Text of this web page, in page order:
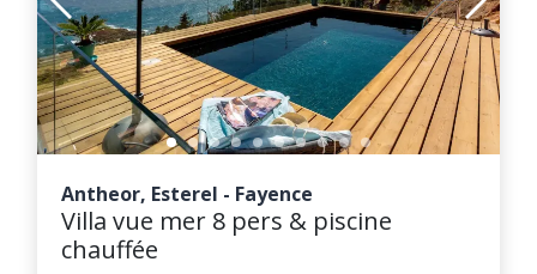
Antheor, Esterel - Fayence
Villa vue mer 8 pers & piscine
chauffée